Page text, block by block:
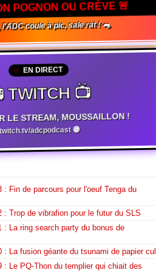
POGNON OU CRÈVE 🚨
coule à pic, sale rat ! 🐀
EN DIRECT
TWITCH 📺
LE STREAM, MOUSSAILLON !
adcpodcast 🟣
: Fin de parcours pour l'oeuf Tenga du
: Trop de vibrafion pour le futur du SLS
: La ring search party du bonus de
: La fusion géante du tsunami de papier cul
: Le PQ-Thon du templier qui chiait des